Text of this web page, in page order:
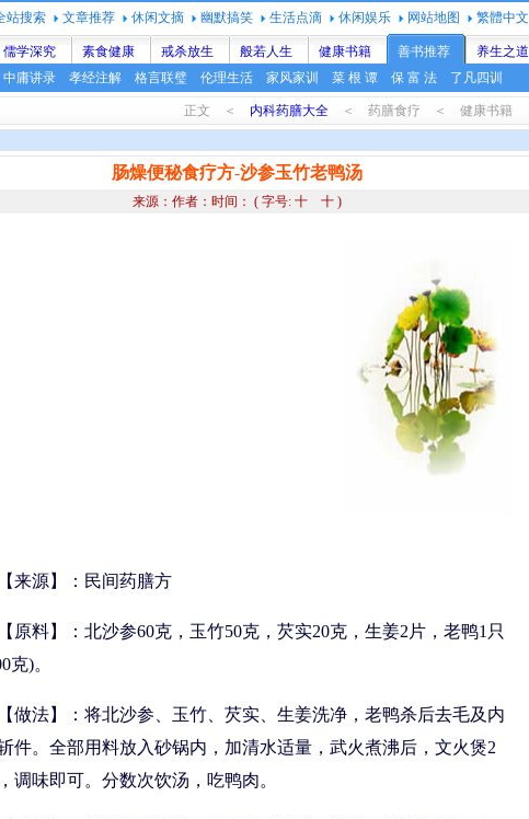
站搜索 文章推荐 休闲文摘 幽默搞笑 生活点滴 休闲娱乐 网站地图 繁體中文
儒学深究 素食健康 戒杀放生 般若人生 健康书籍 善书推荐
养生之道
中庸讲录 孝经注解 格言联璧 伦理生活 家风家训 菜 根 谭 保 富 法 了凡四训
正文 ＜ 内科药膳大全 ＜ 药膳食疗 ＜ 健康书籍
肠燥便秘食疗方-沙参玉竹老鸭汤
来源：作者：时间： ( 字号: 十 十)
【来源】：民间药膳方
【原料】：北沙参60克，玉竹50克，芡实20克，生姜2片，老鸭1只
克)。
【做法】：将北沙参、玉竹、芡实、生姜洗净，老鸭杀后去毛及内
件。全部用料放入砂锅内，加清水适量，武火煮沸后，文火煲2
调味即可。分数次饮汤，吃鸭肉。